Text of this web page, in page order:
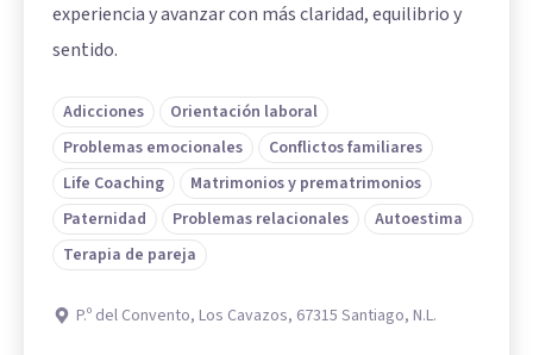
experiencia y avanzar con más claridad, equilibrio y
sentido.
Adicciones
Orientación laboral
Problemas emocionales
Conflictos familiares
Life Coaching
Matrimonios y prematrimonios
Paternidad
Problemas relacionales
Autoestima
Terapia de pareja
P.º del Convento, Los Cavazos, 67315 Santiago, N.L.